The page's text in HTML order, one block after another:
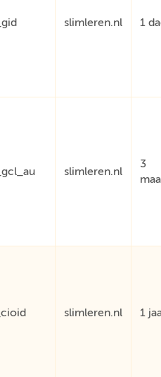
_gid slimleren.nl 1
_gcl_au slimleren.nl
3
_cioid slimleren.nl 1